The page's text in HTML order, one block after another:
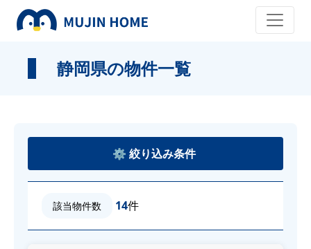
静岡県の物件一覧
該当物件数 14件